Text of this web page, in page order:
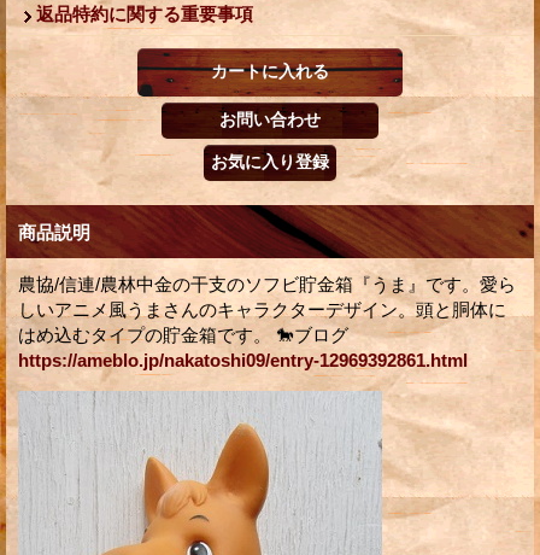
返品特約に関する重要事項
商品説明
農協/信連/農林中金の干支のソフビ貯金箱『うま』です。愛ら
しいアニメ風うまさんのキャラクターデザイン。頭と胴体に
はめ込むタイプの貯金箱です。 🐎ブログ
https://ameblo.jp/nakatoshi09/entry-12969392861.html